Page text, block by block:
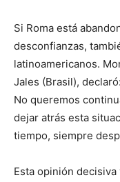
Si Roma está
desconfianzas,
latinoamericanos.
Jales (Brasil),
No queremos
dejar atrás esta
tiempo, siempre
Esta opinión